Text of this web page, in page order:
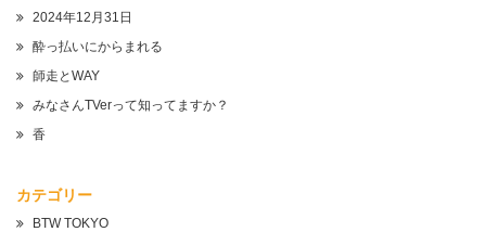
2024年12月31日
酔っ払いにからまれる
師走とWAY
みなさんTVerって知ってますか？
香
カテゴリー
BTW TOKYO